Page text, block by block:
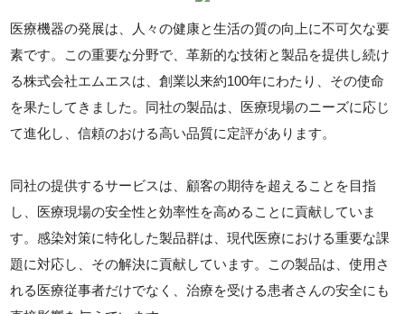
医療機器の発展は、人々の健康と生活の質の向上に不可欠な要
素です。この重要な分野で、革新的な技術と製品を提供し続け
る株式会社エムエスは、創業以来約100年にわたり、その使命
を果たしてきました。同社の製品は、医療現場のニーズに応じ
て進化し、信頼のおける高い品質に定評があります。
同社の提供するサービスは、顧客の期待を超えることを目指
し、医療現場の安全性と効率性を高めることに貢献していま
す。感染対策に特化した製品群は、現代医療における重要な課
題に対応し、その解決に貢献しています。この製品は、使用さ
れる医療従事者だけでなく、治療を受ける患者さんの安全にも